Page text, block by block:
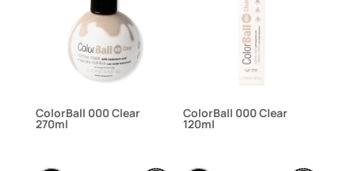
ColorBall 000 Clear
270ml
ColorBall 000 Clear
120ml